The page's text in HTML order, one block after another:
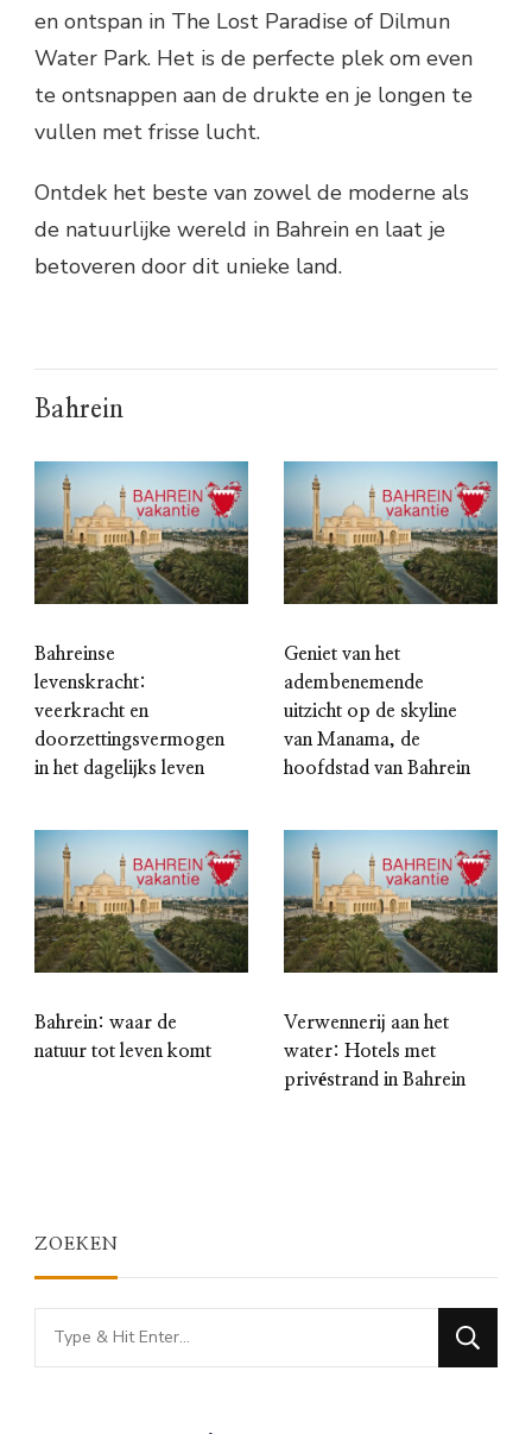
en ontspan in The Lost Paradise of Dilmun
Water Park. Het is de perfecte plek om even
te ontsnappen aan de drukte en je longen te
vullen met frisse lucht.
Ontdek het beste van zowel de moderne als
de natuurlijke wereld in Bahrein en laat je
betoveren door dit unieke land.
Bahrein
Bahreinse
levenskracht:
veerkracht en
doorzettingsvermogen
in het dagelijks leven
Geniet van het
adembenemende
uitzicht op de skyline
van Manama, de
hoofdstad van Bahrein
Bahrein: waar de
natuur tot leven komt
Verwennerij aan het
water: Hotels met
privéstrand in Bahrein
ZOEKEN
Looking
for